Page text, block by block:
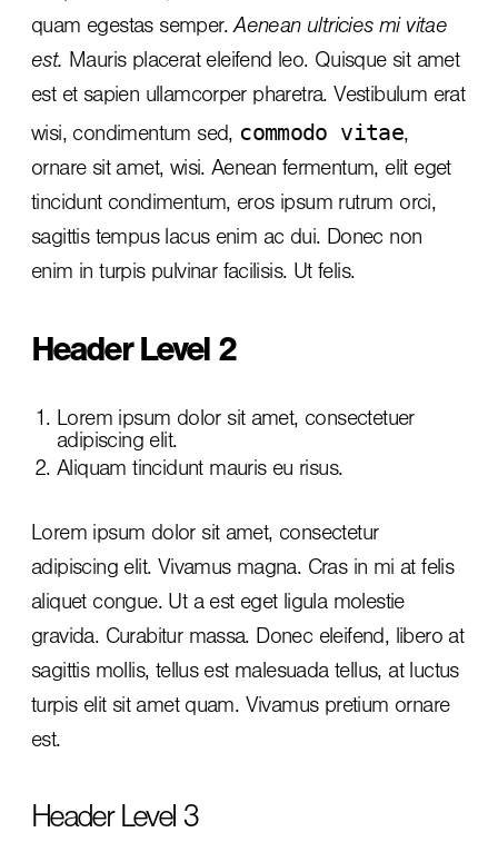
quam egestas semper.Aenean ultricies mi vitae
est. Mauris placerat eleifend leo. Quisque sit amet
est et sapien ullamcorper pharetra. Vestibulum erat
wisi, condimentum sed, commodo vitae,
ornare sit amet, wisi. Aenean fermentum, elit eget
tincidunt condimentum, eros ipsum rutrum orci,
sagittis tempus lacus enim ac dui. Donec non
enim in turpis pulvinar facilisis. Ut felis.
Header Level 2
Lorem ipsum dolor sit amet, consectetuer
adipiscing elit.
Aliquam tincidunt mauris eu risus.
Lorem ipsum dolor sit amet, consectetur
adipiscing elit. Vivamus magna. Cras in mi at felis
aliquet congue. Ut a est eget ligula molestie
gravida. Curabitur massa. Donec eleifend, libero at
sagittis mollis, tellus est malesuada tellus, at luctus
turpis elit sit amet quam. Vivamus pretium ornare
est.
Header Level 3